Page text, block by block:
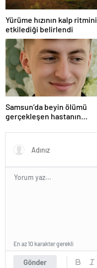
Yürüme hızının kalp ritmini
etkilediği belirlendi
Samsun’da beyin ölümü
gerçekleşen hastanın
Gönder
En az 10 karakter gerekli